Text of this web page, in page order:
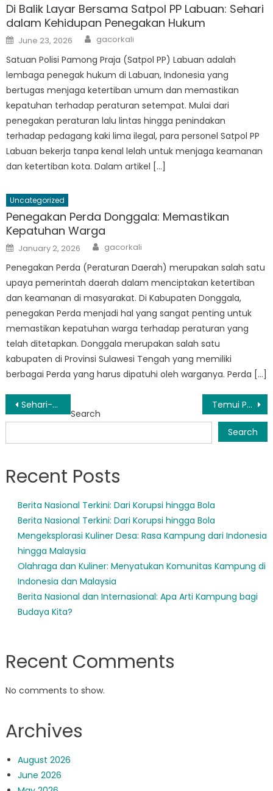
Di Balik Layar Bersama Satpol PP Labuan: Sehari
dalam Kehidupan Penegakan Hukum
Posted
on
June 23, 2026 Author
gacorkali
Satuan Polisi Pamong Praja (Satpol PP) Labuan adalah
lembaga penegak hukum di Labuan, Indonesia yang
bertugas menjaga ketertiban umum dan memastikan
kepatuhan terhadap peraturan setempat. Mulai dari
penegakan peraturan lalu lintas hingga penindakan
terhadap pedagang kaki lima ilegal, para personel Satpol PP
Labuan bekerja tanpa kenal lelah untuk menjaga keamanan
dan ketertiban kota. Dalam artikel […]
Uncategorized
Penegakan Perda Donggala: Memastikan
Kepatuhan Warga
Posted
on
January 2, 2026 Author
gacorkali
Penegakan Perda (Peraturan Daerah) merupakan salah satu
upaya pemerintah daerah dalam menciptakan ketertiban
dan keamanan di masyarakat. Di Kabupaten Donggala,
penegakan Perda menjadi hal yang sangat penting untuk
memastikan kepatuhan warga terhadap peraturan yang
telah ditetapkan. Donggala merupakan salah satu
kabupaten di Provinsi Sulawesi Tengah yang memiliki
berbagai Perda yang harus dipatuhi oleh warganya. Perda […]
Post
navigation
Sehari-hari Satpol PP Labuan: Menegakkan Peraturan dan Menjaga Ketertiban Temui Pahlawan Masyarakat: Satpol PP Sindue Tobata
Search
Search
Recent Posts
Berita Nasional Terkini: Dari Korupsi hingga Bola
Berita Nasional Terkini: Dari Korupsi hingga Bola
Mengeksplorasi Kuliner Desa: Rasa Kampung dari Indonesia
hingga Malaysia
Olahraga dan Kuliner: Menyatukan Komunitas Kampung di
Indonesia dan Malaysia
Berita Nasional dan Internasional: Apa Arti Kampung bagi
Budaya Kita?
Recent Comments
No comments to show.
Archives
August 2026
June 2026